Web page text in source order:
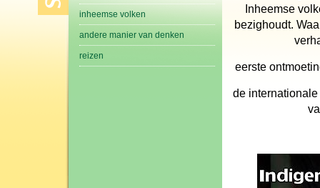
inheemse volken
andere manier van denken
reizen
Inheemse
bezighoudt.
eerste
de